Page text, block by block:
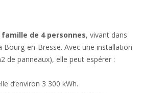
famille de 4 personnes, vivant dans
Bourg-en-Bresse. Avec une installation
de panneaux), elle peut espérer :
d’environ 3 300 kWh.